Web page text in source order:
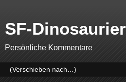
SF-Dinosaurier
Persönliche Kommentare